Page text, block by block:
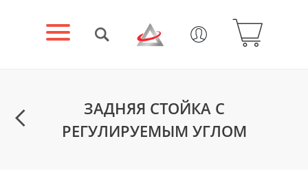
ЗАДНЯЯ СТОЙКА С
РЕГУЛИРУЕМЫМ УГЛОМ